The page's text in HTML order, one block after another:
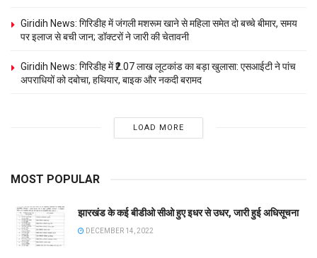
Giridih News: गिरिडीह में जंगली मशरूम खाने से महिला समेत दो बच्चे बीमार, समय
पर इलाज से बची जान; डॉक्टरों ने जारी की चेतावनी
Giridih News: गिरिडीह में ₹2.07 लाख लूटकांड का बड़ा खुलासा: एसआईटी ने पांच
अपराधियों को दबोचा, हथियार, बाइक और नकदी बरामद
LOAD MORE
MOST POPULAR
झारखंड के कई बीडीओ सीओ हुए इधर से उधर, जारी हुई अधिसूचना
DECEMBER 14, 2022